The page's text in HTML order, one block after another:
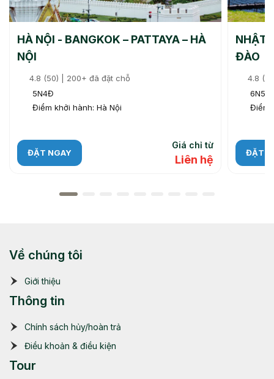
HÀ NỘI - BANGKOK – PATTAYA – HÀ
NỘI
4.8 (50) | 200+ đã đặt chỗ
5N4Đ
Điểm khởi hành: Hà Nội
Giá chỉ từ
Liên hệ
ĐẶT NGAY
NHẬT
ĐÀO
4.8
6N5Đ
Điểm
ĐẶT
Tour
Thông tin
Chính sách hủy/hoàn trả
Điều khoản & điều kiện
Về chúng tôi
Giới thiệu